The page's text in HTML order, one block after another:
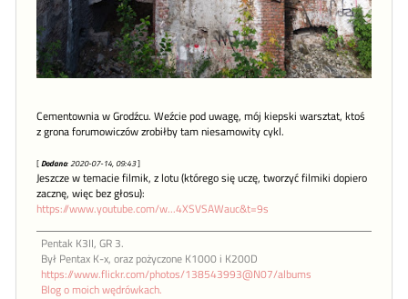
Cementownia w Grodźcu. Weźcie pod uwagę, mój kiepski warsztat, ktoś
z grona forumowiczów zrobiłby tam niesamowity cykl.
[Dodano: 2020-07-14, 09:43]
Jeszcze w temacie filmik, z lotu (którego się uczę, tworzyć filmiki dopiero
zacznę, więc bez głosu):
https://www.youtube.com/w...4XSVSAWauc&t=9s
Pentak K3II, GR 3.
Był Pentax K-x, oraz pożyczone K1000 i K200D
https://www.flickr.com/photos/138543993@N07/albums
Blog o moich wędrówkach.